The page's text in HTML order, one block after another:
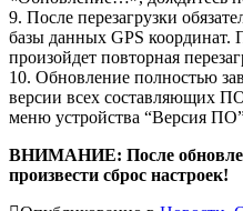
9. После перезагрузки
базы данных GPS координат.
произойдет повторная
10. Обновление полностью
версии всех составляющих
меню устройства “Версия
ВНИМАНИЕ: После
произвести сброс настроек!